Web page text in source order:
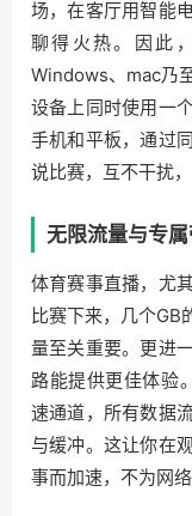
场，在客厅用智能
聊得火热。因此
Windows、mac乃
设备上同时使用一
手机和平板，通过
说比赛，互不干扰，
无限流量与专
体育赛事直播，尤
比赛下来，几个GB
量至关重要。更进
路能提供更佳体验
速通道，所有数据
与缓冲。这让你在
事而加速，不为网络